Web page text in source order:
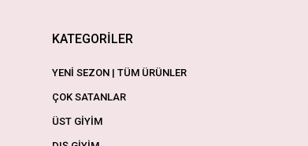
KATEGORİLER
YENİ SEZON | TÜM ÜRÜNLER
ÇOK SATANLAR
ÜST GİYİM